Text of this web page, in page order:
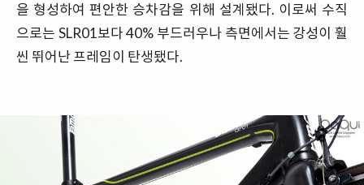
을 형성하여 편안한 승차감을 위해 설계됐다. 이로써 수직
으로는 SLR01보다 40% 부드러우나 측면에서는 강성이 훨
씬 뛰어난 프레임이 탄생됐다.